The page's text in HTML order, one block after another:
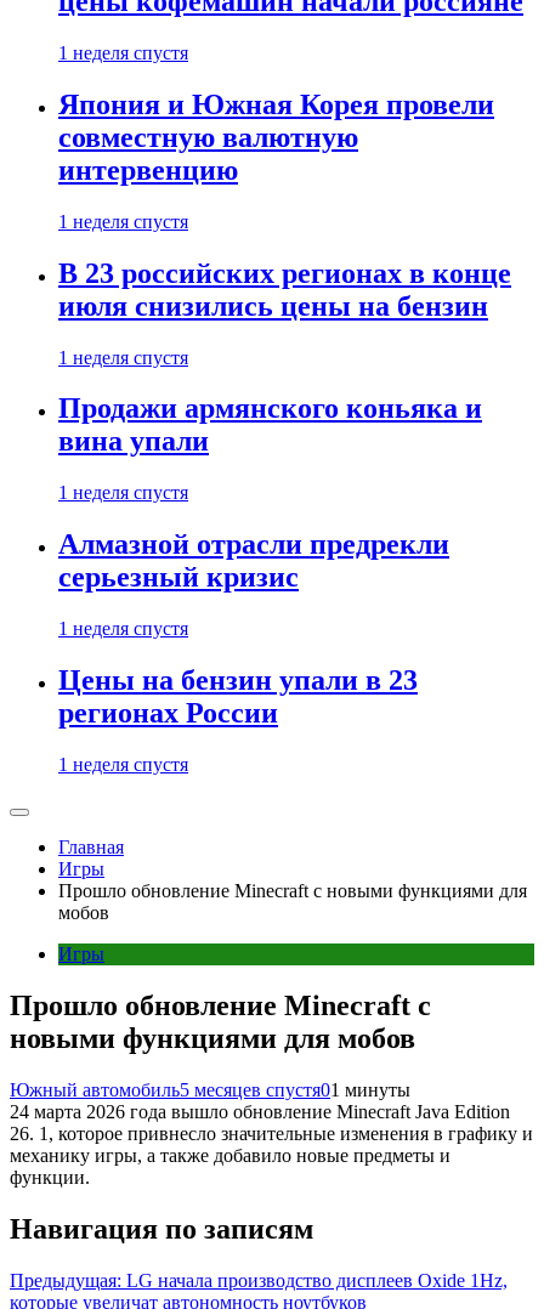
1 неделя спустя
Япония и Южная Корея провели
совместную валютную
интервенцию
1 неделя спустя
В 23 российских регионах в конце
июля снизились цены на бензин
1 неделя спустя
Продажи армянского коньяка и
вина упали
1 неделя спустя
Алмазной отрасли предрекли
серьезный кризис
1 неделя спустя
Цены на бензин упали в 23
регионах России
1 неделя спустя
Главная
Игры
Прошло обновление Minecraft с новыми функциями для
мобов
Игры
Прошло обновление Minecraft с
новыми функциями для мобов
Южный автомобиль5 месяцев спустя01 минуты
24 марта 2026 года вышло обновление Minecraft Java Edition
26. 1, которое привнесло значительные изменения в графику и
механику игры, а также добавило новые предметы и
функции.
Навигация по записям
Предыдущая: LG начала производство дисплеев Oxide 1Hz,
которые увеличат автономность ноутбуков